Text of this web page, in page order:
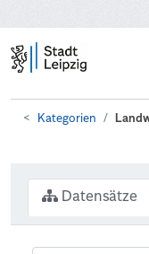
Kategorien
Datensätze